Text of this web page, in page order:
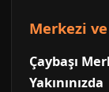
Merkezi
Çaybaşı
Yakınınızda